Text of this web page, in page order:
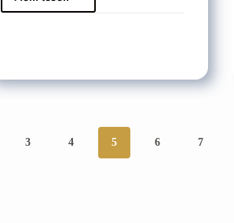
Rizou
3 4 5 6 7